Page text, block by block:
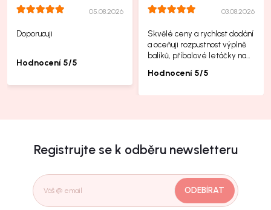
05.08.2026
Doporucuji
Hodnocení 5/5
03.08.2026
Skvělé ceny a rychlost dodání
a oceňuji rozpustnost výplně
balíků, příbalové letáčky na
Hodnocení 5/5
Registrujte se k odběru newsletteru
ODEBÍRAT